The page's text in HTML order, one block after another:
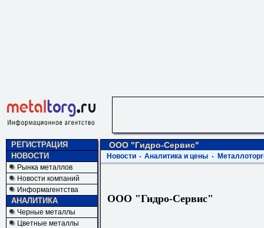
РЕГИСТРАЦИЯ
НОВОСТИ
Рынка металлов
Новости компаний
Информагентства
АНАЛИТИКА
Черные металлы
Цветные металлы
ООО "Гидро-Сервис"
Новости Аналитика и цены
ООО "Гидро-Сервис"